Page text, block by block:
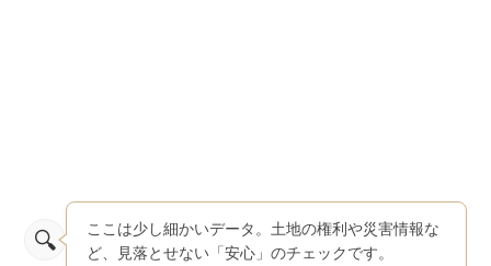
ここは少し細かいデータ。土地の権利や災害情報な
ど、見落とせない「安心」のチェックです。